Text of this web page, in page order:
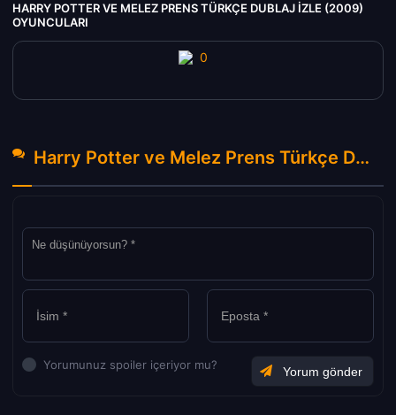
HARRY POTTER VE MELEZ PRENS TÜRKÇE DUBLAJ IZLE (2009)
OYUNCULARI
Harry Potter ve Melez Prens Türkçe Dublaj izle (2009) Hakkında Yorumlar
Yorumunuz spoiler içeriyor mu?